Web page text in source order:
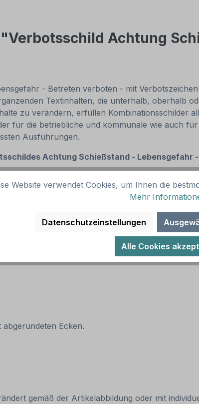
Achtung
- Betreten verboten - mit
Textinhalten, die unterhalb, oberhalb
zu verändern, erfüllen Kombinationsschilder
für die betriebliche und kommunale wie auch
Ausführungen.
Achtung Schießstand - Lebensgefahr
(RA1)
Ecken.
gemäß der Artikelabbildung oder mit
Website verwendet Cookies, um Ihnen die
Mehr
Datenschutzeinstellungen
Alle Cookies